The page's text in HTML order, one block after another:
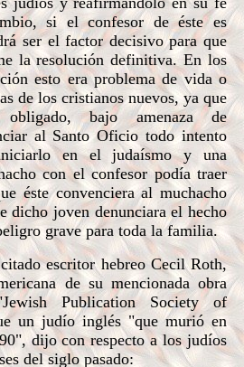
si el confesor de éste es
ser el factor decisivo para que
la resolución definitiva. En los
esto era problema de vida o
de los cristianos nuevos, ya que
bajo amenaza de
al Santo Oficio todo intento
en el judaísmo y una
con el confesor podía traer
éste convenciera al muchacho
dicho joven denunciara el hecho
grave para toda la familia.
escritor hebreo Cecil Roth,
de su mencionada obra
Publication Society of
un judío inglés "que murió en
dijo con respecto a los judíos
del siglo pasado: